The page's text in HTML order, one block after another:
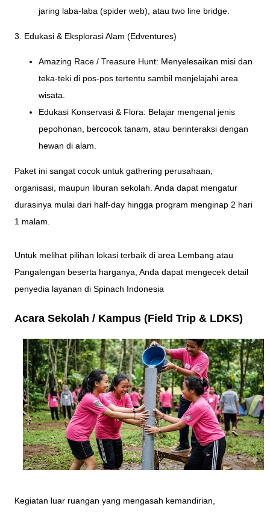
jaring laba-laba (spider web), atau two line bridge.
3. Edukasi & Eksplorasi Alam (Edventures)
Amazing Race / Treasure Hunt: Menyelesaikan misi dan
teka-teki di pos-pos tertentu sambil menjelajahi area
wisata.
Edukasi Konservasi & Flora: Belajar mengenal jenis
pepohonan, bercocok tanam, atau berinteraksi dengan
hewan di alam.
Paket ini sangat cocok untuk gathering perusahaan,
organisasi, maupun liburan sekolah. Anda dapat mengatur
durasinya mulai dari half-day hingga program menginap 2 hari
1 malam.
Untuk melihat pilihan lokasi terbaik di area Lembang atau
Pangalengan beserta harganya, Anda dapat mengecek detail
penyedia layanan di Spinach Indonesia
Acara Sekolah / Kampus (Field Trip & LDKS)
Kegiatan luar ruangan yang mengasah kemandirian,